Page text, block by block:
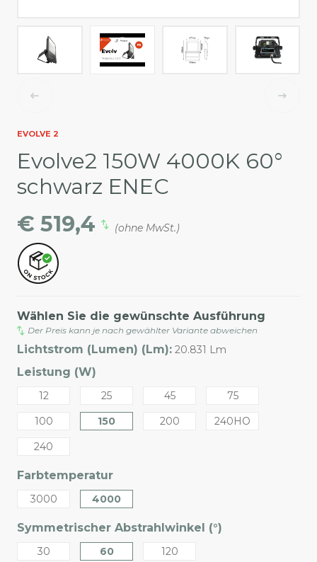
EVOLVE 2
Evolve2 150W 4000K 60°
schwarz ENEC
€ 519,4
(ohne MwSt.)
Wählen Sie die gewünschte Ausführung
Der Preis kann je nach gewählter Variante abweichen
Lichtstrom (Lumen) (Lm): 20.831 Lm
Leistung (W)
12 25 45
75
100
150 200
240HO
240
Farbtemperatur
3000 4000
Symmetrischer Abstrahlwinkel (°)
30 60 120